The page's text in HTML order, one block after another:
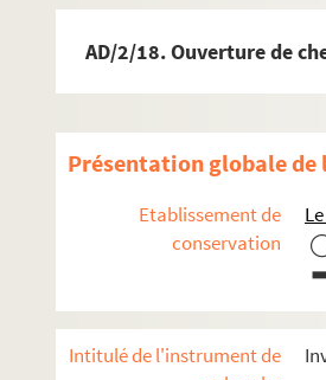
AD/2/18. Ouverture de
Présentation globale de
Etablissement de
conservation
Intitulé de l'instrument de